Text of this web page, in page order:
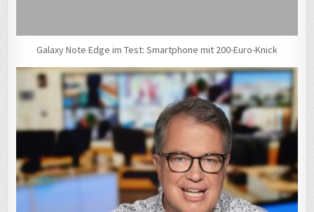
Galaxy Note Edge im Test: Smartphone mit 200-Euro-Knick